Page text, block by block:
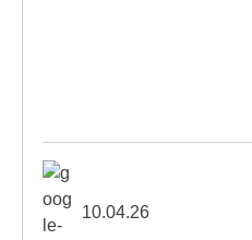
10.04.26